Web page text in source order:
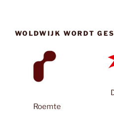
WOLDWIJK WORDT
Roemte